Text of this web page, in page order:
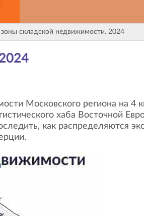
складской недвижимости. 2024
хаба Восточной
как распределяются